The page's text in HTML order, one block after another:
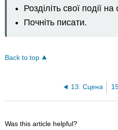
Розділіть свої події
Почніть писати.
Back to top
13: Сцена
Was this article helpful?